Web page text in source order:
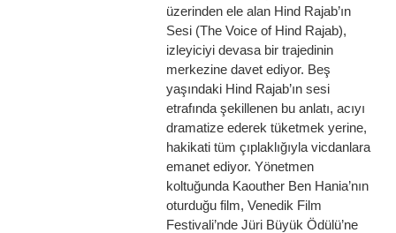
üzerinden ele alan Hind Rajab’ın
Sesi (The Voice of Hind Rajab),
izleyiciyi devasa bir trajedinin
merkezine davet ediyor. Beş
yaşındaki Hind Rajab’ın sesi
etrafında şekillenen bu anlatı, acıyı
dramatize ederek tüketmek yerine,
hakikati tüm çıplaklığıyla vicdanlara
emanet ediyor. Yönetmen
koltuğunda Kaouther Ben Hania’nın
oturduğu film, Venedik Film
Festivali’nde Jüri Büyük Ödülü’ne